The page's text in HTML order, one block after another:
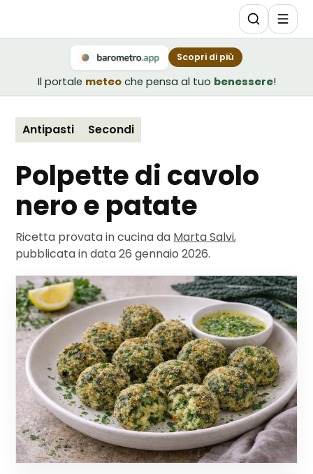
Il portale meteo che pensa al tuo benessere!
Scopri di più
Antipasti Secondi
Polpette di cavolo
nero e patate
Ricetta provata in cucina da Marta Salvi,
pubblicata in data26 gennaio 2026.